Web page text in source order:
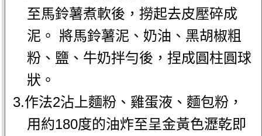
至馬鈴薯煮軟後，撈起去皮壓碎成
泥。 將馬鈴薯泥、奶油、黑胡椒粗
粉、鹽、牛奶拌勻後，捏成圓柱圓球
狀。
3.作法2沾上麵粉、雞蛋液、麵包粉，
用約180度的油炸至呈金黃色瀝乾即